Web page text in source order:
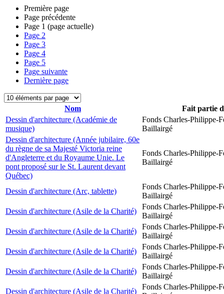
Première page
Page précédente
Page 1 (page actuelle)
Page 2
Page 3
Page 4
Page 5
Page suivante
Dernière page
Nom
Fait partie
Dessin d'architecture (Académie de
musique)
Fonds Charles-Philippe-
Baillairgé
Dessin d'architecture (Année jubilaire, 60e
du règne de sa Majesté Victoria reine
d'Angleterre et du Royaume Unie. Le
pont proposé sur le St. Laurent devant
Québec)
Fonds Charles-Philippe-
Baillairgé
Dessin d'architecture (Arc, tablette)
Fonds Charles-Philippe-
Baillairgé
Dessin d'architecture (Asile de la Charité)
Fonds Charles-Philippe-
Baillairgé
Dessin d'architecture (Asile de la Charité)
Fonds Charles-Philippe-
Baillairgé
Dessin d'architecture (Asile de la Charité)
Fonds Charles-Philippe-
Baillairgé
Dessin d'architecture (Asile de la Charité)
Fonds Charles-Philippe-
Baillairgé
Dessin d'architecture (Asile de la Charité)
Fonds Charles-Philippe-